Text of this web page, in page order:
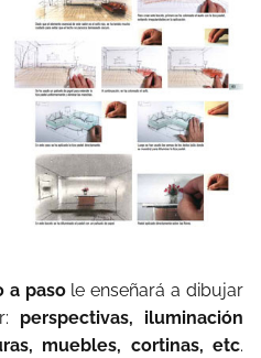
a pasole enseñará a dibujar
perspectivas, iluminación
muebles, cortinas, etc.